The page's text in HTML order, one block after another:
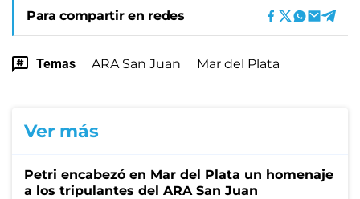
Para compartir en redes
Temas ARA San Juan Mar del Plata
Ver más
Petri encabezó en Mar del Plata un homenaje
a los tripulantes del ARA San Juan